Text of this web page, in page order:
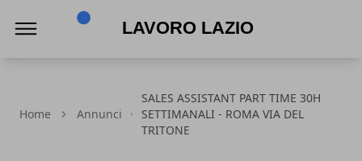
Home Annunci
SALES ASSISTANT PART TIME 30H
SETTIMANALI - ROMA VIA DEL
TRITONE